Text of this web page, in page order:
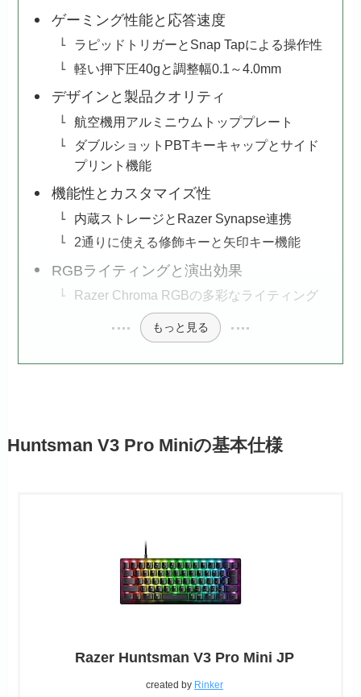
ゲーミング性能と応答速度
ラピッドトリガーとSnap Tapによる操作性
軽い押下圧40gと調整幅0.1～4.0mm
デザインと製品クオリティ
航空機用アルミニウムトッププレート
ダブルショットPBTキーキャップとサイド
プリント機能
機能性とカスタマイズ性
内蔵ストレージとRazer Synapse連携
2通りに使える修飾キーと矢印キー機能
RGBライティングと演出効果
Razer Chroma RGBの多彩なライティング
もっと見る
Huntsman V3 Pro Miniの基本仕様
Razer Huntsman V3 Pro Mini JP
created by Rinker